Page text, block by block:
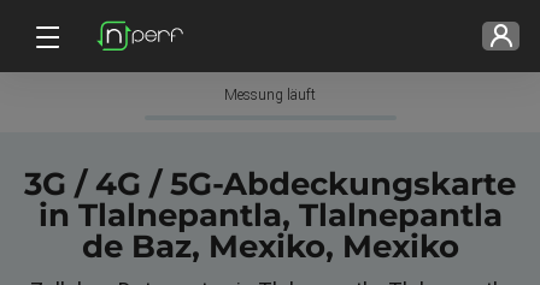
Messung läuft
3G / 4G / 5G-Abdeckungskarte
in Tlalnepantla, Tlalnepantla
de Baz, Mexiko, Mexiko